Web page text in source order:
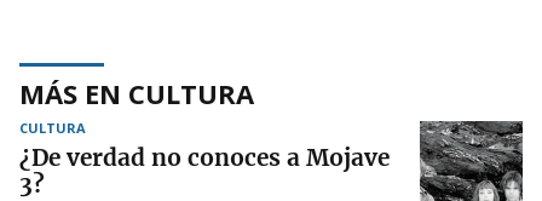
MÁS EN CULTURA
CULTURA
¿De verdad no conoces a Mojave
3?